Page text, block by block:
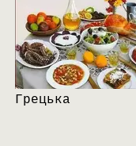
Грецька